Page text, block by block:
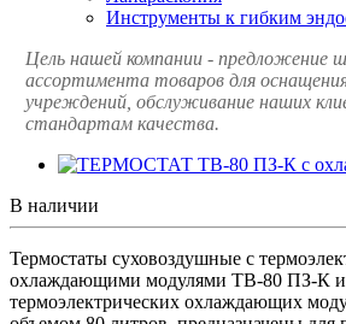
Инструменты к гибким
Цель нашей компании - предложение
ассортимента товаров для
учреждений, обслуживание наших
стандартам качества.
В наличии
Термостаты суховоздушные с
охлаждающими модулями ТВ-80 ПЗ-К и
термоэлектрических охлаждающих